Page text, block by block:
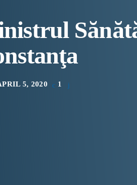
5, 2020 1